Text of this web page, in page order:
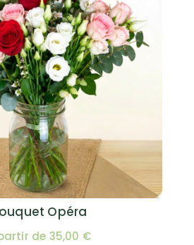
Opéra
de 35,00 €